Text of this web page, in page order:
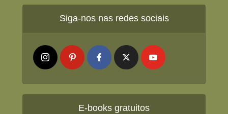
Siga-nos nas redes sociais
E-books gratuitos